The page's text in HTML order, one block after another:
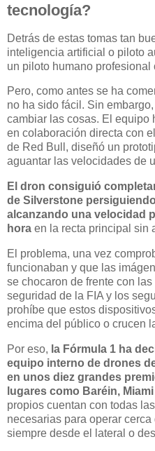
tecnología?
Detrás de estas tomas tan
inteligencia artificial o piloto
un piloto humano
Pero, como antes se ha
no ha sido fácil. Sin
cambiar las cosas. El equipo
en colaboración directa con
de Red Bull, diseñó un
aguantar las velocidades de
El dron consiguió
de Silverstone
alcanzando una velocidad
hora en la recta principal sin
El problema, una vez
funcionaban y que las
se chocaron de frente con
seguridad de la FIA y los
prohíbe que estos
encima del público o crucen
Por eso, la Fórmula 1 ha
equipo interno de drones
en unos diez grandes
lugares como Baréin,
propios cuentan con todas
necesarias para operar
siempre desde el lateral o